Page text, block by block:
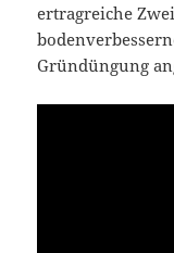
ertragreiche
Gründüngung